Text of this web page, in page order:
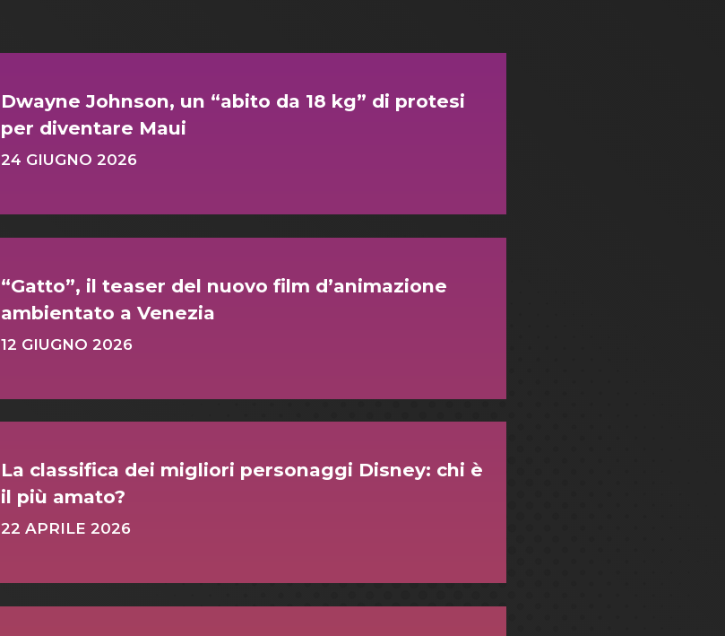
Dwayne Johnson, un “abito da 18 kg” di protesi
per diventare Maui
24 GIUGNO 2026
“Gatto”, il teaser del nuovo film d’animazione
ambientato a Venezia
12 GIUGNO 2026
La classifica dei migliori personaggi Disney: chi è
il più amato?
22 APRILE 2026